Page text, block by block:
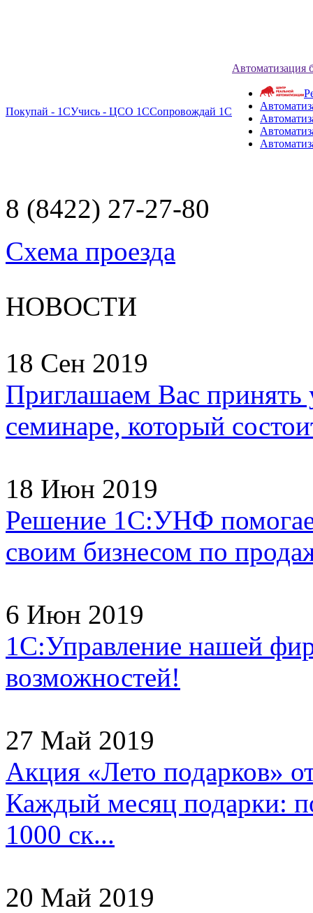
Покупай - 1СУчись - ЦСО 1ССопровождай 1С
Автоматизация
8 (8422) 27-27-80
Схема проезда
НОВОСТИ
18 Сен 2019
Приглашаем Вас принять
семинаре, который
18 Июн 2019
Решение 1С:УНФ
своим бизнесом по
6 Июн 2019
1С:Управление нашей
возможностей!
27 Май 2019
Акция «Лето подарков»
Каждый месяц подарки:
1000 ск...
20 Май 2019